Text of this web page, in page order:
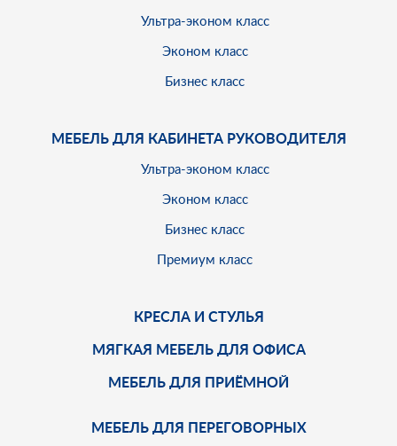
Ультра-эконом класс
Эконом класс
Бизнес класс
МЕБЕЛЬ ДЛЯ КАБИНЕТА РУКОВОДИТЕЛЯ
Ультра-эконом класс
Эконом класс
Бизнес класс
Премиум класс
КРЕСЛА И СТУЛЬЯ
МЯГКАЯ МЕБЕЛЬ ДЛЯ ОФИСА
МЕБЕЛЬ ДЛЯ ПРИЁМНОЙ
МЕБЕЛЬ ДЛЯ ПЕРЕГОВОРНЫХ